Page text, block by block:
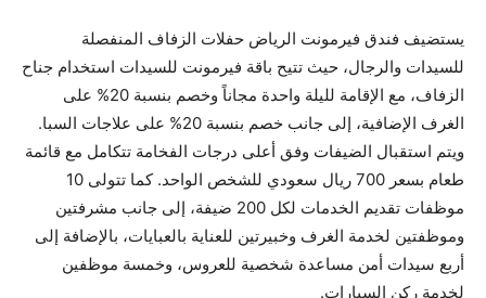
يستضيف فندق فيرمونت الرياض حفلات الزفاف المنفصلة
للسيدات والرجال، حيث تتيح باقة فيرمونت للسيدات استخدام جناح
الزفاف، مع الإقامة لليلة واحدة مجاناً وخصم بنسبة 20% على
الغرف الإضافية، إلى جانب خصم بنسبة 20% على علاجات السبا.
ويتم استقبال الضيفات وفق أعلى درجات الفخامة تتكامل مع قائمة
طعام بسعر 700 ريال سعودي للشخص الواحد. كما تتولى 10
موظفات تقديم الخدمات لكل 200 ضيفة، إلى جانب مشرفتين
وموظفتين لخدمة الغرف وخبيرتين للعناية بالعبايات، بالإضافة إلى
أربع سيدات أمن مساعدة شخصية للعروس، وخمسة موظفين
لخدمة ركن السيارات.